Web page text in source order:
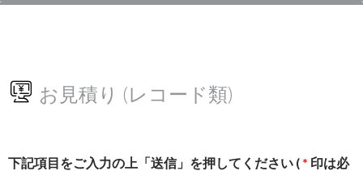
お見積り (レコード類)
下記項目をご入力の上「送信」を押してください ( * 印は必